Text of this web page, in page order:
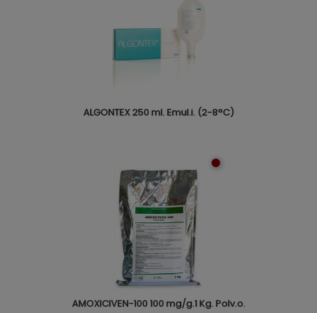
ALGONTEX 250 ml. Emul.i. (2-8°C)
AMOXICIVEN-100 100 mg/g.1 Kg. Polv.o.